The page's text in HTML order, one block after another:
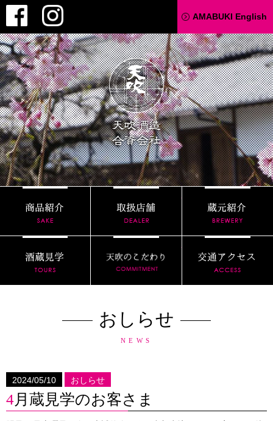
Facebook AMABUKI English
天吹酒造
おしらせ
NEWS
2024/05/10 おしらせ
4月蔵見学のお客さま